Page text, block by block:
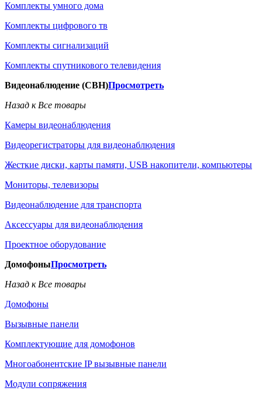
Комплекты умного дома
Комплекты цифрового тв
Комплекты сигнализаций
Комплекты спутникового телевидения
Видеонаблюдение (СВН)Просмотреть
Назад к Все товары
Камеры видеонаблюдения
Видеорегистраторы для видеонаблюдения
Жесткие диски, карты памяти, USB накопители, компьютеры
Мониторы, телевизоры
Видеонаблюдение для транспорта
Аксессуары для видеонаблюдения
Проектное оборудование
ДомофоныПросмотреть
Назад к Все товары
Домофоны
Вызывные панели
Комплектующие для домофонов
Многоабонентские IP вызывные панели
Модули сопряжения